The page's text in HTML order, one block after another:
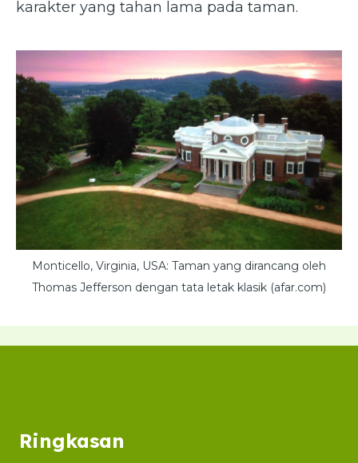
karakter yang tahan lama pada taman.
Monticello, Virginia, USA: Taman yang dirancang oleh
Thomas Jefferson dengan tata letak klasik (afar.com)
Ringkasan